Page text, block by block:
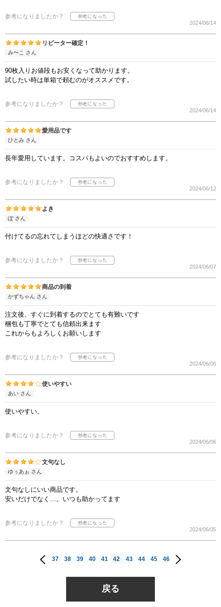
参考になりましたか？
2024/06/14
リピーター確定！
み〜こ さん
90枚入りお値段もお安くなって助かります。
試したい時は単箱で頼むのがオススメです。
参考になりましたか？
2024/06/14
愛用品です
ひとみ さん
長年愛用しています。コスパもよいのでおすすめします。
参考になりましたか？
2024/06/12
よき
ぽ さん
付けてるの忘れてしまうほどの快適さです！
参考になりましたか？
2024/06/07
商品の到着
かずちゃん さん
注文後、すぐに到着するのでとても有難いです
梱包も丁寧でとても信頼出来ます
これからもよろしくお願いします
参考になりましたか？
2024/06/06
使いやすい
あい さん
使いやすい。
参考になりましたか？
2024/06/06
文句なし
ゆぅあぉ さん
文句なしにいい商品です。
安いだけでなく…。いつも助かってます
参考になりましたか？
2024/06/05
37 38 39 40 41 42 43 44 45 46
戻る